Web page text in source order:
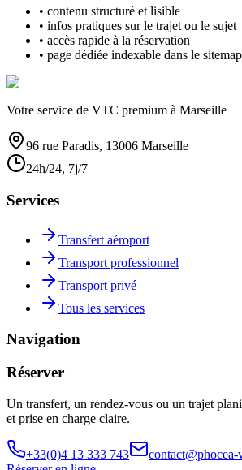
• contenu structuré et lisible
• infos pratiques sur le trajet ou le sujet
• accès rapide à la réservation
• page dédiée indexable dans le sitemap
Votre service de VTC premium à Marseille
96 rue Paradis, 13006 Marseille
24h/24, 7j/7
Services
Transfert aéroport
Transport professionnel
Transport privé
Tous les services
Navigation
Réserver
Un transfert, un rendez-vous ou un trajet
et prise en charge claire.
+33(0)4 13 333 743